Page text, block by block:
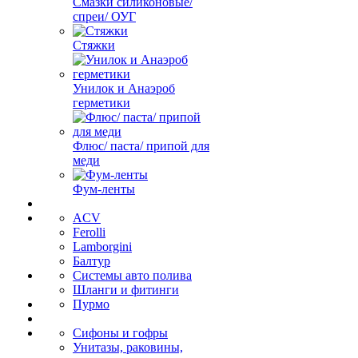
спреи/ ОУГ
Стяжки
Унилок и Анаэроб
герметики
Флюс/ паста/ припой для
меди
Фум-ленты
ACV
Ferolli
Lamborgini
Балтур
Системы авто полива
Шланги и фитинги
Пурмо
Сифоны и гофры
Унитазы, раковины,